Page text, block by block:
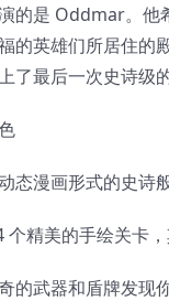
的是 Oddmar。他
的英雄们所居住的
了最后一次史诗级的
态漫画形式的史诗
个精美的手绘关卡
的武器和盾牌发现